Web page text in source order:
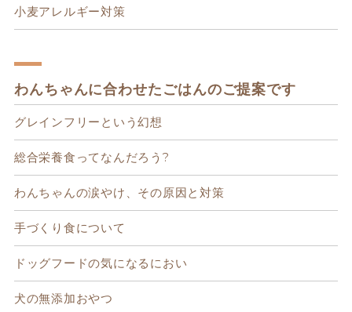
小麦アレルギー対策
わんちゃんに合わせたごはんのご提案です
グレインフリーという幻想
総合栄養食ってなんだろう?
わんちゃんの涙やけ、その原因と対策
手づくり食について
ドッグフードの気になるにおい
犬の無添加おやつ